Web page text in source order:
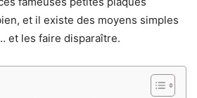
et il existe des moyens simples
et les faire disparaître.